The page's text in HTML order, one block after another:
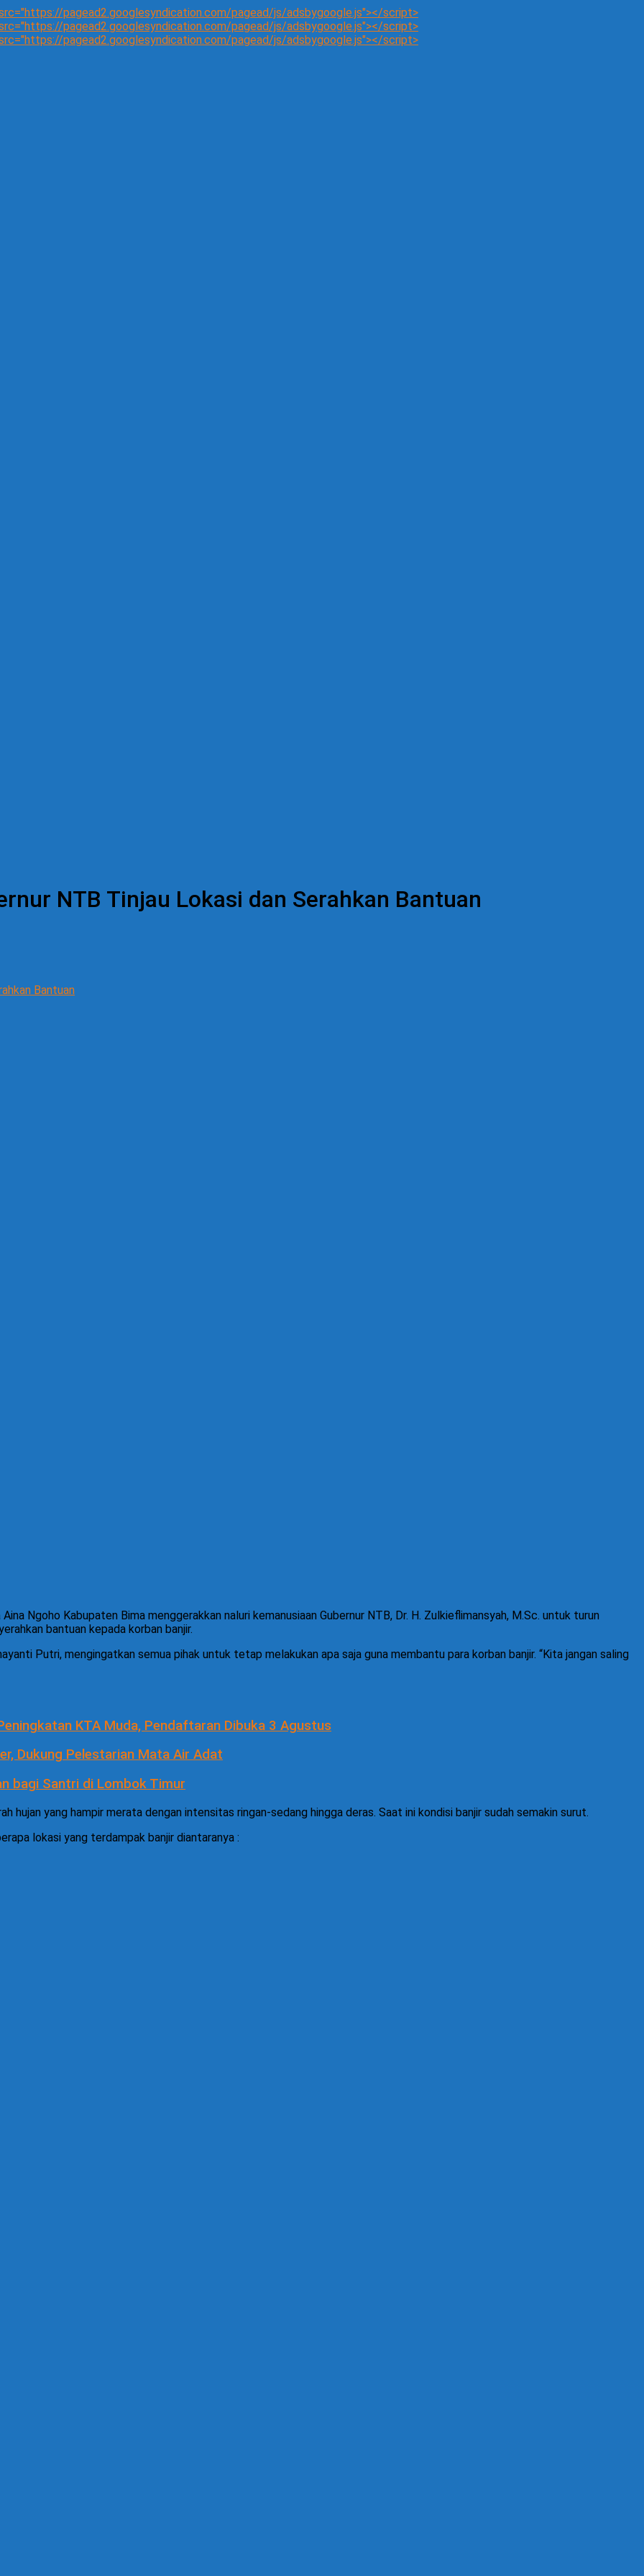
NTB Tinjau Lokasi dan Serahkan Bantuan
Ngoho Kabupaten Bima menggerakkan naluri kemanusiaan Gubernur NTB, Dr. H. Zulkieflimansyah, M.Sc. untuk turun
bantuan kepada korban banjir.
Putri, mengingatkan semua pihak untuk tetap melakukan apa saja guna membantu para korban banjir. “Kita jangan saling
KTA Muda, Pendaftaran Dibuka 3 Agustus
Dukung Pelestarian Mata Air Adat
bagi Santri di Lombok Timur
hujan yang hampir merata dengan intensitas ringan-sedang hingga deras. Saat ini kondisi banjir sudah semakin surut.
lokasi yang terdampak banjir diantaranya :